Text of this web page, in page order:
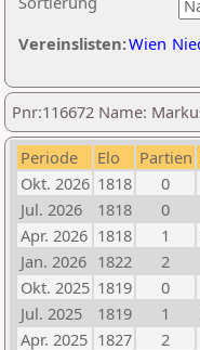
Vereinslisten:Wien
Pnr:116672 Name:
Periode Elo Partien
Okt. 2026 1818 0
Jul. 2026
1818 0
Apr. 2026 1818 1
Jan. 2026 1822 2
Okt. 2025 1819 0
Jul. 2025
1819 1
Apr. 2025 1827 2